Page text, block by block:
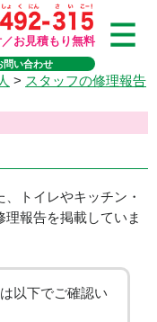
お見積もり無料
問い合わせ
> スタッフの修理報告
トイレやキッチン・
報告を掲載していま
以下でご確認い